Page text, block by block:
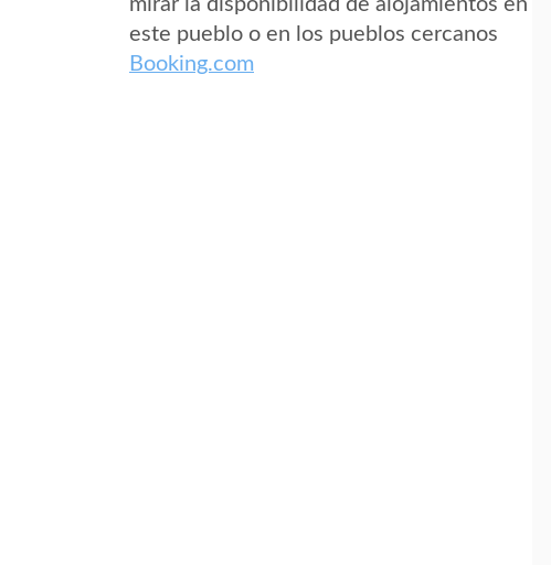
mirar la disponibilidad de alojamientos en
este pueblo o en los pueblos cercanos
Booking.com